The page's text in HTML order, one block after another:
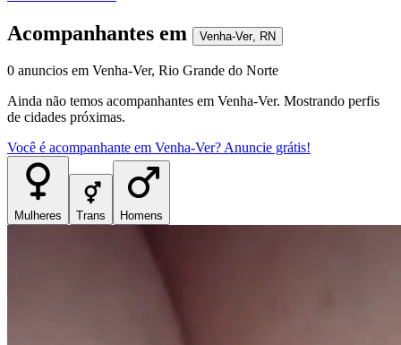
Acompanhantes em Venha-Ver, RN
0 anuncios em Venha-Ver, Rio Grande do Norte
Ainda não temos acompanhantes em Venha-Ver. Mostrando perfis
de cidades próximas.
Você é acompanhante em Venha-Ver? Anuncie grátis!
Mulheres Trans Homens